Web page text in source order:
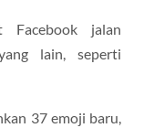
Facebook jalan
lain, seperti
37 emoji baru,